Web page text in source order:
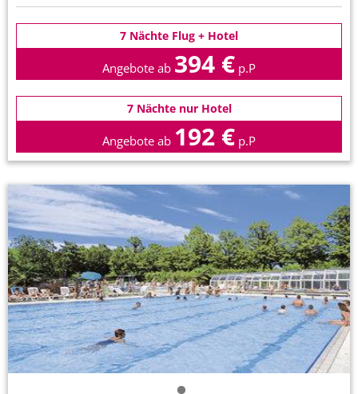
7 Nächte Flug + Hotel
Angebote ab 394 € p.P
7 Nächte nur Hotel
Angebote ab 192 € p.P